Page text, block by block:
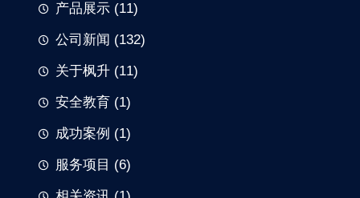
产品展示 (11)
公司新闻 (132)
关于枫升 (11)
安全教育 (1)
成功案例 (1)
服务项目 (6)